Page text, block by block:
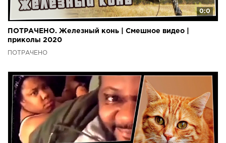
0:0
ПОТРАЧЕНО. Железный конь | Смешное видео |
приколы 2020
ПОТРАЧЕНО